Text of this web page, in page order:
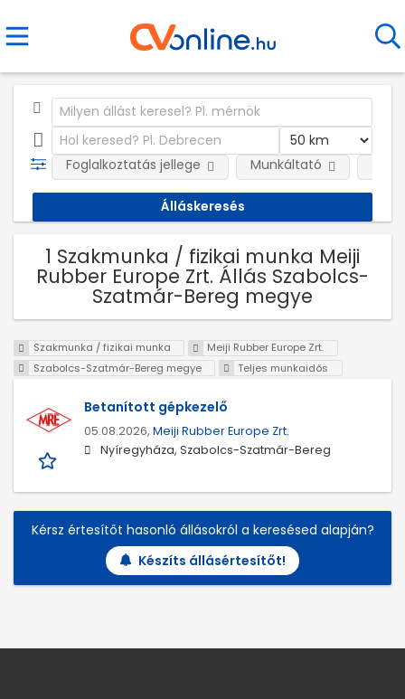
Foglalkoztatás jellege Munkáltató
1 Szakmunka / fizikai munka Meiji
Rubber Europe Zrt. Állás Szabolcs-
Szatmár-Bereg megye
Szakmunka / fizikai munka
Meiji Rubber Europe Zrt.
Szabolcs-Szatmár-Bereg megye
Teljes munkaidős
Betanított gépkezelő
05.08.2026, Meiji Rubber Europe Zrt.
Nyíregyháza, Szabolcs-Szatmár-Bereg
Kérsz értesítőt hasonló állásokról a keresésed alapján?
Készíts állásértesítőt!